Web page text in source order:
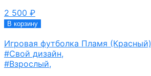
2 500 ₽
В корзину
Игровая футболка Пламя (Красный)
#Свой дизайн,
#Взрослый,